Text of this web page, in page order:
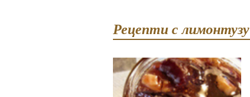
Рецепти с лимонтузу